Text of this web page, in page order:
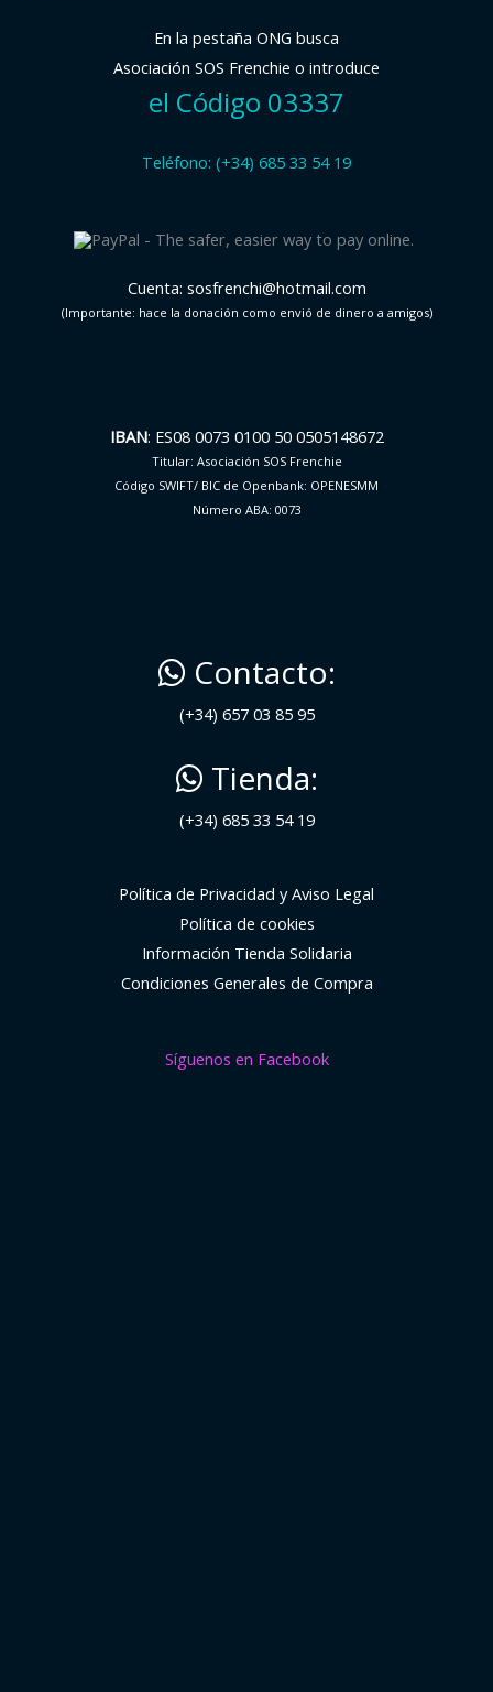
En la pestaña ONG busca
Asociación SOS Frenchie o introduce
el Código 03337
Teléfono: (+34) 685 33 54 19
Cuenta: sosfrenchi@hotmail.com
(Importante: hace la donación como envió de dinero a amigos)
IBAN: ES08 0073 0100 50 0505148672
Titular: Asociación SOS Frenchie
Código SWIFT/ BIC de Openbank: OPENESMM
Número ABA: 0073
Contacto:
(+34) 657 03 85 95
Tienda:
(+34) 685 33 54 19
Política de Privacidad y Aviso Legal
Política de cookies
Información Tienda Solidaria
Condiciones Generales de Compra
Síguenos en Facebook